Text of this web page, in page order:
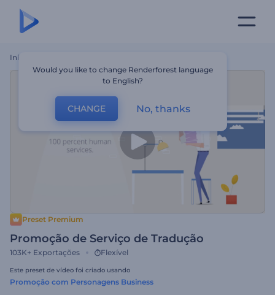
Início
Preset Premium
Promoção de Serviço de Tradução
103K+ Exportações Flexível
Este preset de vídeo foi criado usando
Promoção com Personagens Business
Would you like to change Renderforest language
to English?
CHANGE No, thanks